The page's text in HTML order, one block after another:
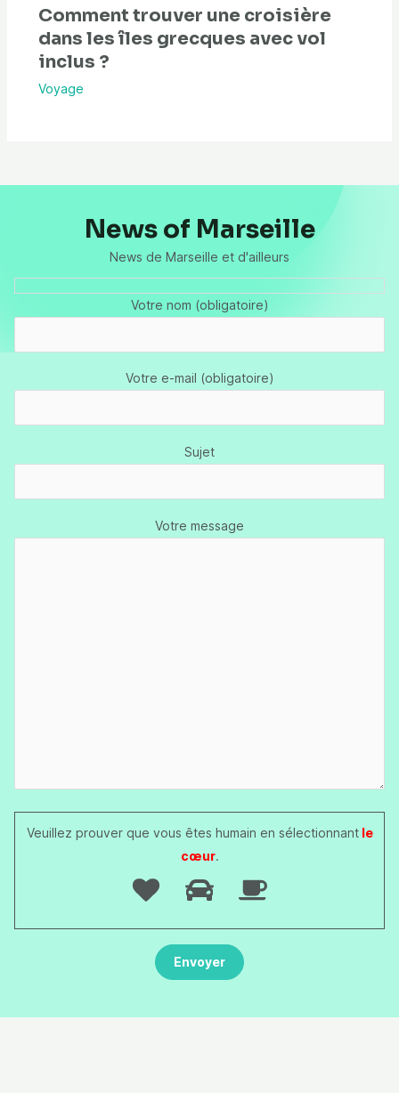
Comment trouver une croisière
dans les îles grecques avec vol
inclus ?
Voyage
News of Marseille
News de Marseille et d'ailleurs
Votre nom (obligatoire)
Votre e-mail (obligatoire)
Sujet
Votre message
Veuillez prouver que vous êtes humain en sélectionnantle
cœur.